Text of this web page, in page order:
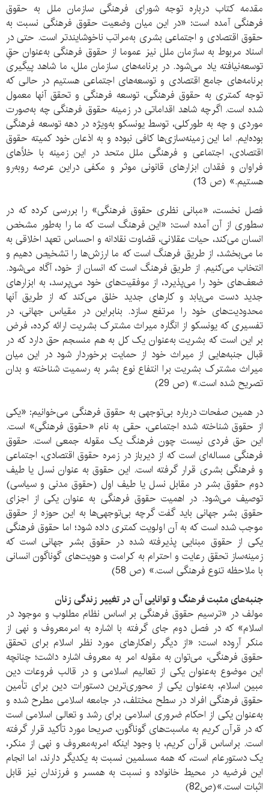
مقدمه کتاب درباره توجه شورای فرهنگی سازمان ملل به حقوق
فرهنگی آمده است: «در این میان وضعیت حقوق فرهنگی نسبت به
حقوق اقتصادی و اجتماعی بشری به‌مراتب ناخوشایندتر است. حتی در
اسناد مربوط به سازمان ملل نیز عموما از حقوق فرهنگی به‌عنوان حقِ
توسعه‌نیافته یاد می‌شود. در برنامه‌های سازمان ملل، ما شاهد پیگیری
برنامه‌های جامع اقتصادی و توسعه‌های اجتماعی هستیم در حالی که
توجه کمتری به حقوق فرهنگی، توسعه فرهنگی و تحقق آنها معمول
شده است. اگرچه شاهد اقداماتی در زمینه حقوق فرهنگی چه به‌صورت
موردی و چه به طورکلی، توسط یونسکو به‌ویژه در دهه توسعه فرهنگی
بوده‌ایم. اما این زمینه‌سازی‌ها کافی نبوده و به اذعان خود کمیته حقوق
اقتصادی، اجتماعی و فرهنگی ملل متحد در این زمینه با خلأهای
فراوان و فقدان ابزارهای قانونی موثر و مکفی دراین عرصه روبه‌رو
هستیم.» (ص 13)
فصل نخست، «مبانی نظری حقوق فرهنگی» را بررسی کرده که در
سطوری از آن آمده است: «این فرهنگ است که ما را به‌طور مشخص
انسان می‌کند، حیات عقلانی، قضاوت نقادانه و احساس تعهد اخلاقی به
ما می‌بخشد، از طریق فرهنگ است که ما ارزش‌ها را تشخیص دهیم و
انتخاب می‌کنیم. از طریق فرهنگ است که انسان از خود، آگاه می‌شود.
ضعف‌های خود را می‌پذیرد، از موفقیت‌های خود می‌پرسد، به ابزارهای
جدید دست می‌یابد و کارهای جدید خلق می‌کند که از طریق آنها
محدودیت‌های خود را مرتفع سازد. بنابراین در مقیاس جهانی، در
تفسیری که یونسکو از انگاره میراث مشترک بشریت ارائه کرده، فرض
بر این است که بشریت به‌عنوان یک کل به هم منسجم حق دارد که در
قبال جنبه‌هایی از میراث خود از حمایت برخوردار شود در این میان
میراث مشترک بشریت برا انتفاع نوع بشر به رسمیت شناخته و بدان
تصریح شده است.» (ص 29)
در همین صفحات درباره بی‌توجهی به حقوق فرهنگی می‌خوانیم: «یکی
از حقوق شناخته شده اجتماعی، حقی به نام «حقوق فرهنگی» است.
این حق فردی نیست چون فرهنگ یک مقوله جمعی است. حقوق
فرهنگی مساله‌ای است که از دیرباز در زمره حقوق اقتصادی، اجتماعی
و فرهنگی بشری قرار گرفته است. این حقوق به عنوان نسل یا طیف
دوم حقوق بشر در مقابل نسل یا طیف اول (حقوق مدنی و سیاسی)
توصیف می‌شود. در اهمیت حقوق فرهنگی به عنوان یکی از اجزای
حقوق بشر جهانی باید گفت گرچه بی‌توجهی‌ها به این حوزه از حقوق
موجب شده است که به آن اولویت کمتری داده شود؛ اما حقوق فرهنگی
یکی از حقوق مبنایی پذیرفته شده در حقوق بشر جهانی است که
زمینه‌ساز تحقق رعایت و احترام به کرامت و هویت‌های گوناگون انسانی
با ملاحظه تنوع فرهنگی است.» (ص 58)
جنبه‌های مثبت فرهنگ و توانایی آن در تغییر زندگی زنان
مولف در «ترسیم حقوق فرهنگی بر اساس نظام مطلوب و موجود در
اسلام» که در فصل دوم جای گرفته با اشاره به امرمعروف و نهی از
منکر آروده است: «از دیگر راهکارهای مورد نظر اسلام برای تحقق
حقوق فرهنگی، می‌توان به مقوله امر به معروف اشاره داشت؛ چنانچه
این موضوع به‌عنوان یکی از تعالیم اسلامی و در قالب فروعات دین
مبین اسلام، به‌عنوان یکی از محوری‌ترین دستورات دین برای تأمین
حقوق فرهنگی افراد در سطح مختلف، در جامعه اسلامی مطرح شده و
به‌عنوان یکی از احکام ضروری اسلامی برای رشد و تعالی اسلامی است
که در قرآن کریم به ماسبت‌های گوناگون، صریحا مورد تأکید قرار گرفته
است. براساس قرآن کریم، با وجود اینکه امربه‌معروف و نهی از منکر،
یک دستورعام است، که همه مسلمین نسبت به یکدیگر دارند، اما انجام
این فرضیه در محیط خانواده و نسبت به همسر و فرزندان نیز قابل
اثبات است.»(ص82)